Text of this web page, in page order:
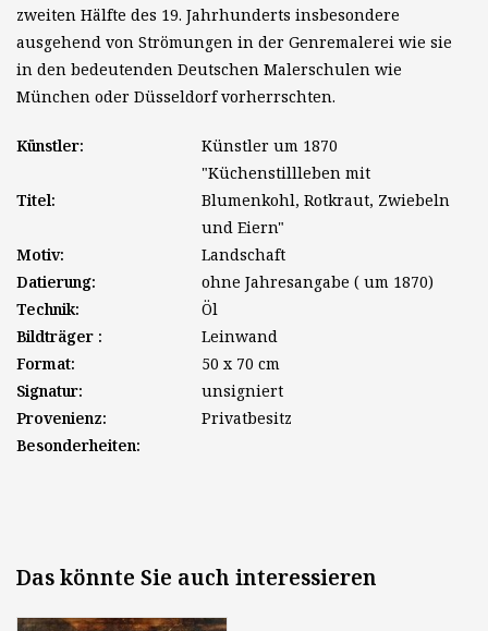
zweiten Hälfte des 19. Jahrhunderts insbesondere
ausgehend von Strömungen in der Genremalerei wie sie
in den bedeutenden Deutschen Malerschulen wie
München oder Düsseldorf vorherrschten.
Künstler: Künstler um 1870
Titel:
"Küchenstillleben mit
Blumenkohl, Rotkraut, Zwiebeln
und Eiern"
Motiv:
Landschaft
Datierung:
ohne Jahresangabe ( um 1870)
Technik:
Öl
Bildträger :
Leinwand
Format:
50 x 70 cm
Signatur:
unsigniert
Provenienz:
Privatbesitz
Besonderheiten:
Das könnte Sie auch interessieren